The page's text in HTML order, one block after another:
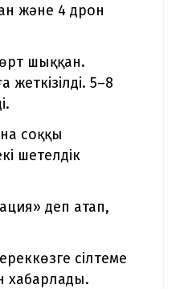
және 4 дрон
шыққан.
5–8
соққы
шетелдік
деп атап,
сілтеме
хабарлады.